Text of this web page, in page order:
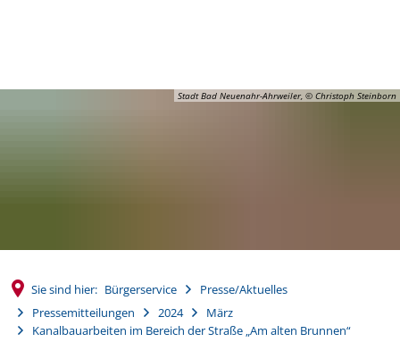
Stadt Bad Neuenahr-Ahrweiler, © Christoph Steinborn
Sie sind hier: Bürgerservice
Presse/Aktuelles
Pressemitteilungen
2024
März
Kanalbauarbeiten im Bereich der Straße „Am alten Brunnen“